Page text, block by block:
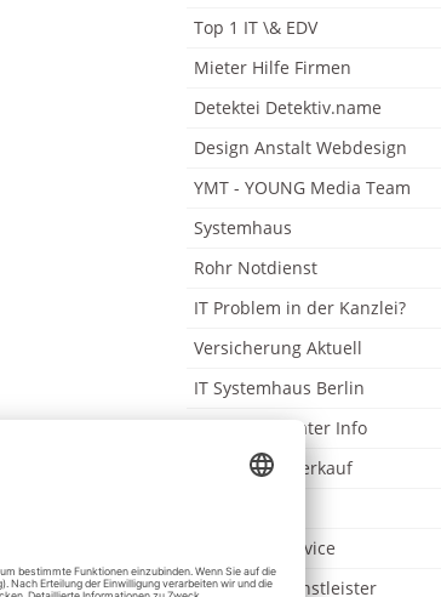
Top 1 IT \& EDV
Mieter Hilfe Firmen
Detektei Detektiv.name
Design Anstalt Webdesign
YMT - YOUNG Media Team
Systemhaus
Rohr Notdienst
IT Problem in der Kanzlei?
Versicherung Aktuell
IT Systemhaus Berlin
Insolvenzberater Info
Immobilien Verkauf
Kanzlei IT Service
Anwalt IT Dienstleister